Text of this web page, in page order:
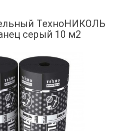
ТехноНИКОЛЬ
серый 10 м2